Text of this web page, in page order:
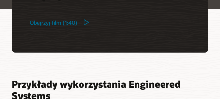
Obejrzyj film (1:40)
Przykłady wykorzystania Engineered
Systems